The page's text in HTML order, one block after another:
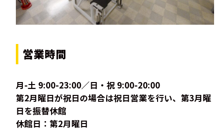
営業時間
月-土 9:00-23:00／日・祝 9:00-20:00
第2月曜日が祝日の場合は祝日営業を行い、第3月曜
日を振替休館
休館日：第2月曜日